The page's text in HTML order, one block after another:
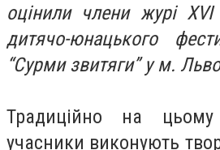
оцінили члени журі XVІ
дитячо-юнацького
“Сурми звитяги” у м.
Традиційно на цьому
учасники виконують